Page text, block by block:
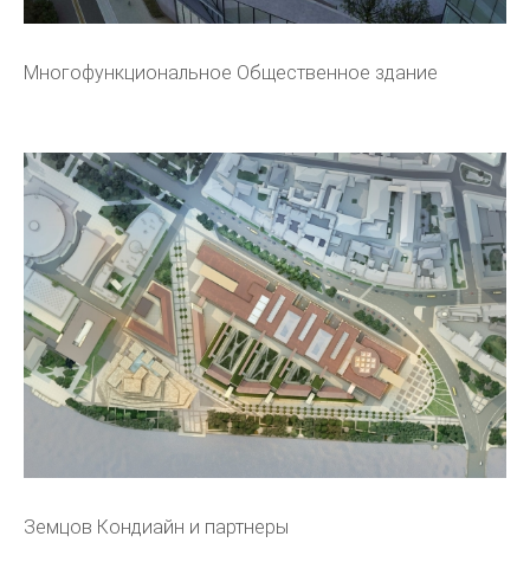
Многофункциональное Общественное здание
Земцов Кондиайн и партнеры